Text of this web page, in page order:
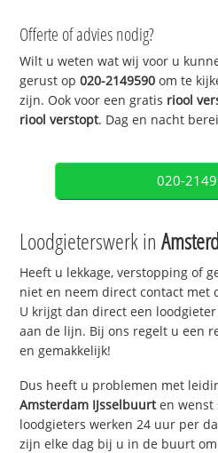
Offerte of advies nodig?
Wilt u weten wat wij voor u
gerust op020-2149590 om te
zijn. Ook voor een gratis riool
riool verstopt. Dag en nacht
020-
Loodgieterswerk in
Heeft u lekkage, verstopping of
niet en neem direct contact met
U krijgt dan direct een
aan de lijn. Bij ons regelt u een
en gemakkelijk!
Dus heeft u problemen met
Amsterdam IJsselbuurten wenst
loodgieters werken 24 uur per
zijn elke dag bij u in de buurt